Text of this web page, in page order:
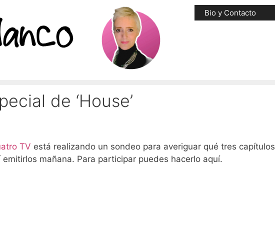
Bio y Contacto
de ‘House’
TV está realizando un sondeo para averiguar qué tres capítulos
mañana. Para participar puedes hacerlo aquí.